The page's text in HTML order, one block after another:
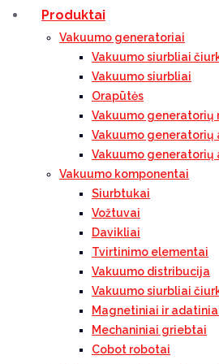
Produktai
Vakuumo generatoriai
Vakuumo siurbliai
Vakuumo siurbliai
Orapūtės
Vakuumo generatorių
Vakuumo generatorių
Vakuumo generatorių
Vakuumo komponentai
Siurbtukai
Vožtuvai
Davikliai
Tvirtinimo elementai
Vakuumo distribucija
Vakuumo siurbliai
Magnetiniai ir
Mechaniniai griebtai
Cobot robotai